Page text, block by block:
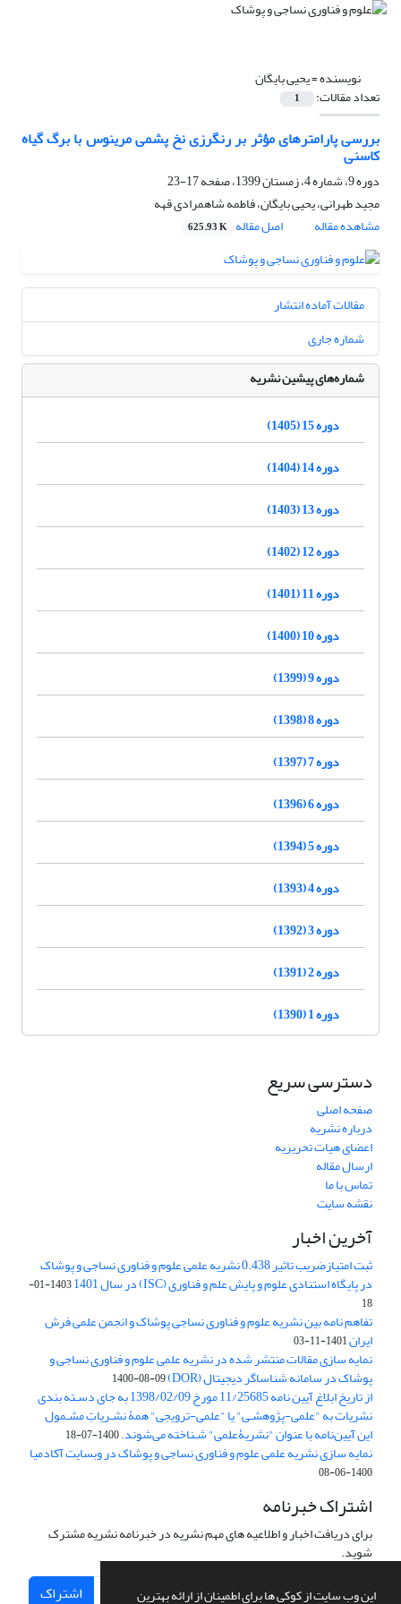
این وب سایت از کوکی ها برای اطمینان از ارائه بهترین
نویسنده =یحیی بایگان
تعداد مقالات: 1
بررسی پارامترهای مؤثر بر رنگرزی نخ پشمی مرینوس با برگ گیاه
کاسنی
دوره 9، شماره 4، زمستان 1399، صفحه
17-23
مجید طهرانی، یحیی بایگان، فاطمه شاهمرادی قهه
مشاهده مقاله
اصل مقاله 625.93 K
مقالات آماده انتشار
شماره جاری
شماره‌های پیشین نشریه
دوره 15 (1405)
دوره 14 (1404)
دوره 13 (1403)
دوره 12 (1402)
دوره 11 (1401)
دوره 10 (1400)
دوره 9 (1399)
دوره 8 (1398)
دوره 7 (1397)
دوره 6 (1396)
دوره 5 (1394)
دوره 4 (1393)
دوره 3 (1392)
دوره 2 (1391)
دوره 1 (1390)
دسترسی سریع
صفحه اصلی
درباره نشریه
اعضای هیات تحریریه
ارسال مقاله
تماس با ما
نقشه سایت
آخرین اخبار
ثبت امتیازضریب تاثیر 0.438 نشریه علمی علوم و فناوری نساجی و پوشاک
در پایگاه استنادی علوم و پایش علم و فناوری (ISC) در سال 1401
1403-01-
18
تفاهم نامه بین نشریه علوم و فناوری نساجی پوشاک و انجمن علمی فرش
ایران1401-11-03
نمایه سازی مقالات منتشر شده در نشریه علمی علوم و فناوری نساجی و
پوشاک در سامانه شناساگر دیجیتال (DOR) 1400-08-09
از تاریخ ابلاغ آیین نامه 11/25685 مورخ 1398/02/09 به جای دسـته بندی
نشریات به "علمی-پژوهشـی" یا "علمی-ترویجی" همۀ نشـریاتِ مشـمول
این آیین‌نامه با عنوان "نشریۀعلمی" شـناخته می‌شوند.1400-07-18
نمایه سازی نشریه علمی علوم و فناوری نساجی و پوشاک در وبسایت آکادمیا
1400-06-08
اشتراک خبرنامه
برای دریافت اخبار و اطلاعیه های مهم نشریه در خبرنامه نشریه مشترک
شوید.
اشتراک